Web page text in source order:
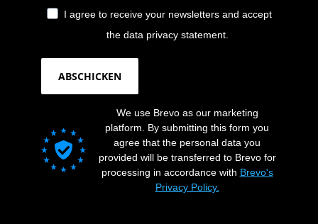
I agree to receive your newsletters and accept
the data privacy statement.
ABSCHICKEN
We use Brevo as our marketing
platform. By submitting this form you
agree that the personal data you
provided will be transferred to Brevo for
processing in accordance with Brevo's
Privacy Policy.